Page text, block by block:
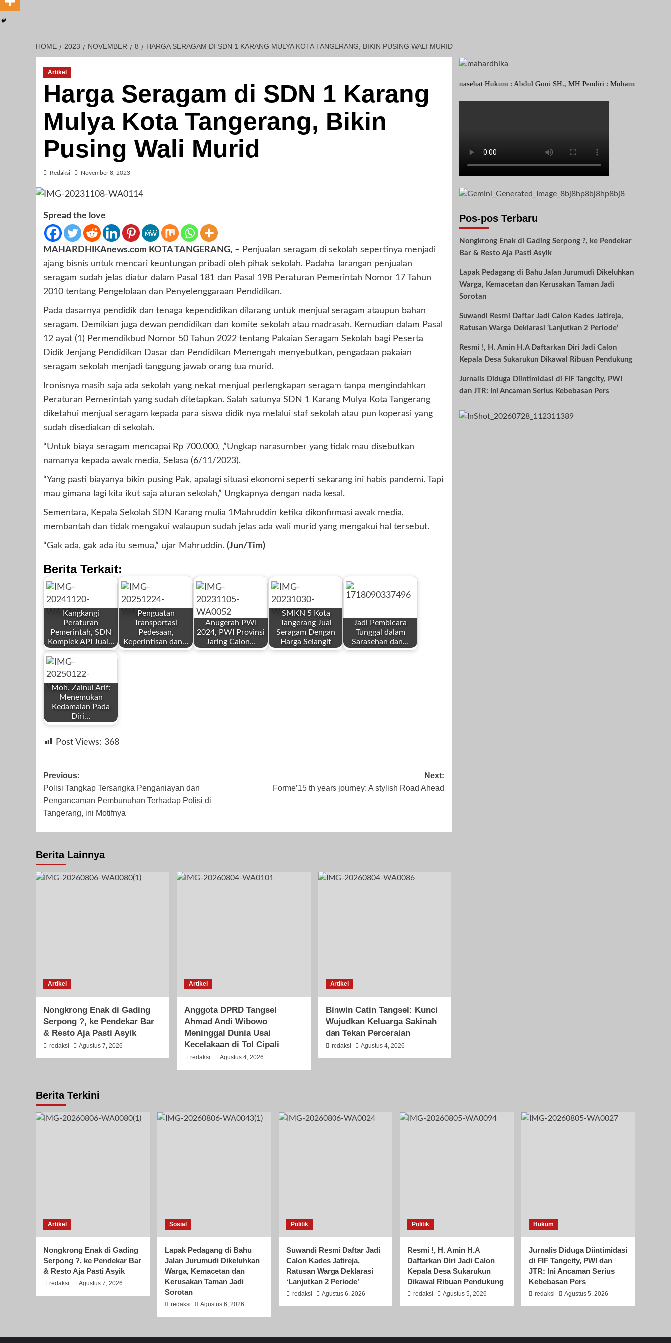
HOME 2023 NOVEMBER 8 HARGA SERAGAM DI SDN 1 KARANG MULYA KOTA TANGERANG, BIKIN PUSING WALI MURID
Artikel
Harga Seragam di SDN 1 Karang
Mulya Kota Tangerang, Bikin
Pusing Wali Murid
Redaksi November 8, 2023
Spread the love
MAHARDHIKAnews.com KOTA TANGERANG, – Penjualan seragam di sekolah sepertinya menjadi
ajang bisnis untuk mencari keuntungan pribadi oleh pihak sekolah. Padahal larangan penjualan
seragam sudah jelas diatur dalam Pasal 181 dan Pasal 198 Peraturan Pemerintah Nomor 17 Tahun
2010 tentang Pengelolaan dan Penyelenggaraan Pendidikan.
Pada dasarnya pendidik dan tenaga kependidikan dilarang untuk menjual seragam ataupun bahan
seragam. Demikian juga dewan pendidikan dan komite sekolah atau madrasah. Kemudian dalam Pasal
12 ayat (1) Permendikbud Nomor 50 Tahun 2022 tentang Pakaian Seragam Sekolah bagi Peserta
Didik Jenjang Pendidikan Dasar dan Pendidikan Menengah menyebutkan, pengadaan pakaian
seragam sekolah menjadi tanggung jawab orang tua murid.
Ironisnya masih saja ada sekolah yang nekat menjual perlengkapan seragam tanpa mengindahkan
Peraturan Pemerintah yang sudah ditetapkan. Salah satunya SDN 1 Karang Mulya Kota Tangerang
diketahui menjual seragam kepada para siswa didik nya melalui staf sekolah atau pun koperasi yang
sudah disediakan di sekolah.
“Untuk biaya seragam mencapai Rp 700.000, ,”Ungkap narasumber yang tidak mau disebutkan
namanya kepada awak media, Selasa (6/11/2023).
“Yang pasti biayanya bikin pusing Pak, apalagi situasi ekonomi seperti sekarang ini habis pandemi. Tapi
mau gimana lagi kita ikut saja aturan sekolah,” Ungkapnya dengan nada kesal.
Sementara, Kepala Sekolah SDN Karang mulia 1Mahruddin ketika dikonfirmasi awak media,
membantah dan tidak mengakui walaupun sudah jelas ada wali murid yang mengakui hal tersebut.
“Gak ada, gak ada itu semua,” ujar Mahruddin. (Jun/Tim)
Berita Terkait:
Kangkangi
Peraturan
Pemerintah, SDN
Komplek API Jual…
by
Redaksi
November 20,
Penguatan
Transportasi
Pedesaan,
Keperintisan dan…
Anugerah PWI
2024, PWI Provinsi
Jaring Calon…
SMKN 5 Kota
Tangerang Jual
Seragam Dengan
Harga Selangit
Jadi Pembicara
Tunggal dalam
Sarasehan dan…
Moh. Zainul Arif:
Menemukan
Kedamaian Pada
Diri…
Redaksi
Januari 22, 2025
Post Views: 368
Post
navigation
Previous:
Polisi Tangkap Tersangka Penganiayan dan
Pengancaman Pembunuhan Terhadap Polisi di
Tangerang, ini Motifnya
Next:
Forme’15 th years journey: A stylish Road Ahead
Berita Lainnya
Artikel
Nongkrong Enak di Gading
Serpong ?, ke Pendekar Bar
& Resto Aja Pasti Asyik
redaksi Agustus 7, 2026
Artikel
Anggota DPRD Tangsel
Ahmad Andi Wibowo
Meninggal Dunia Usai
Kecelakaan di Tol Cipali
redaksi Agustus 4, 2026
Artikel
Binwin Catin Tangsel: Kunci
Wujudkan Keluarga Sakinah
dan Tekan Perceraian
redaksi Agustus 4, 2026
REDAKSI : Penasehat Hukum : Abdul Goni SH., MH Pendiri : Muhammad Irfansyah,
Pos-pos Terbaru
Nongkrong Enak di Gading Serpong ?, ke Pendekar
Bar & Resto Aja Pasti Asyik
Lapak Pedagang di Bahu Jalan Jurumudi Dikeluhkan
Warga, Kemacetan dan Kerusakan Taman Jadi
Sorotan
Suwandi Resmi Daftar Jadi Calon Kades Jatireja,
Ratusan Warga Deklarasi ‘Lanjutkan 2 Periode’
Resmi !, H. Amin H.A Daftarkan Diri Jadi Calon
Kepala Desa Sukarukun Dikawal Ribuan Pendukung
Jurnalis Diduga Diintimidasi di FIF Tangcity, PWI
dan JTR: Ini Ancaman Serius Kebebasan Pers
Berita Terkini
Artikel
Nongkrong Enak di Gading
Serpong ?, ke Pendekar Bar
& Resto Aja Pasti Asyik
redaksi Agustus 7, 2026
Sosial
Lapak Pedagang di Bahu
Jalan Jurumudi Dikeluhkan
Warga, Kemacetan dan
Kerusakan Taman Jadi
Sorotan
redaksi Agustus 6, 2026
Politik
Suwandi Resmi Daftar Jadi
Calon Kades Jatireja,
Ratusan Warga Deklarasi
‘Lanjutkan 2 Periode’
redaksi Agustus 6, 2026
Politik
Resmi !, H. Amin H.A
Daftarkan Diri Jadi Calon
Kepala Desa Sukarukun
Dikawal Ribuan Pendukung
redaksi Agustus 5, 2026
Hukum
Jurnalis Diduga Diintimidasi
di FIF Tangcity, PWI dan
JTR: Ini Ancaman Serius
Kebebasan Pers
redaksi Agustus 5, 2026